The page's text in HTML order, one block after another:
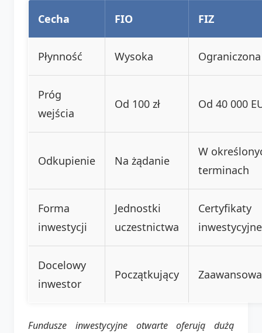
Cecha FIO FIZ
Płynność Wysoka Ograniczona
Próg
wejścia
Od 100 zł Od 40 000
Odkupienie Na żądanie
W
terminach
Forma
inwestycji
Jednostki
uczestnictwa
Certyfikaty
inwestycyjne
Docelowy
inwestor
Początkujący
Fundusze inwestycyjne otwarte oferują dużą